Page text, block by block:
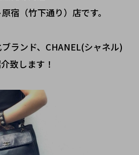
宿（竹下通り）店です。
ランド、CHANEL(シャネル)
致します！